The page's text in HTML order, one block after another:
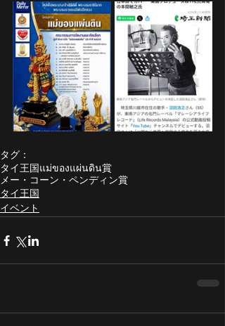
タグ：
タイ王国แม่ของแผ่นดิน賞
メー・コーン・ペンディン賞
タイ王国
イベント